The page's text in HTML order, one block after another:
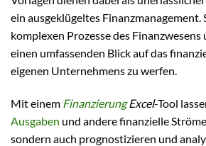
ein ausgeklügeltes Finanzmanagement.
komplexen Prozesse des Finanzwesens
einen umfassenden Blick auf das
eigenen Unternehmens zu werfen.
Mit einem FinanzierungExcel-Tool
Ausgaben und andere finanzielle
sondern auch prognostizieren und